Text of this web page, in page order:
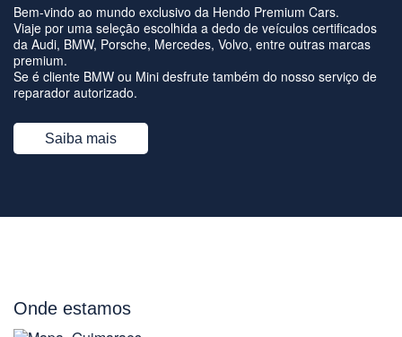
Bem-vindo ao mundo exclusivo da Hendo Premium Cars.
Viaje por uma seleção escolhida a dedo de veículos certificados
da Audi, BMW, Porsche, Mercedes, Volvo, entre outras marcas
premium.
Se é cliente BMW ou Mini desfrute também do nosso serviço de
reparador autorizado.
Saiba mais
Onde estamos